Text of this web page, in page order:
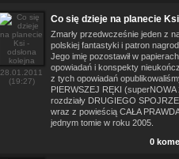
28.01.2011
(19:27)
Co się dzieje na planecie
Zmarły przedwcześnie jeden z
polskiej fantastyki i patron
Jego imię pozostawił w
opowiadań i konspekty
z tych opowiadań
PIERWSZEJ RĘKI
rozdziały DRUGIEGO
wraz z powieścią CAŁA
jednym tomie w roku 2005.
0